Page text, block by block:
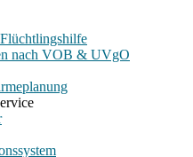
nach VOB & UVgO